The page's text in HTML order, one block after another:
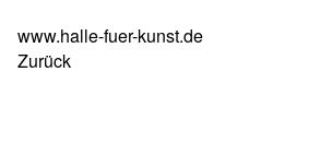
www.halle-fuer-kunst.de
Zurück